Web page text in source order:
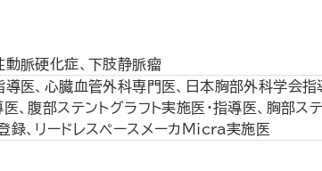
動脈硬化症、下肢静脈瘤
医、心臓血管外科専門医、日本胸部外科学会
腹部ステントグラフト実施医・指導医、胸部ス
、リードレスペースメーカMicra実施医